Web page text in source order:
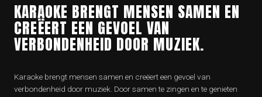
KARAOKE BRENGT MENSEN SAMEN EN
CREËERT EEN GEVOEL VAN
VERBONDENHEID DOOR MUZIEK.
Karaoke brengt mensen samen en creëert een gevoel van
verbondenheid door muziek. Door samen te zingen en te genieten